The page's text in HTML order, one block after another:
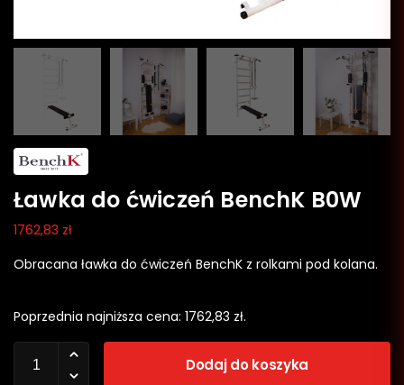
Ławka do ćwiczeń BenchK B0W
1762,83 zł
Obracana ławka do ćwiczeń BenchK z rolkami pod kolana.
Poprzednia najniższa cena: 1762,83 zł.
Dodaj do koszyka